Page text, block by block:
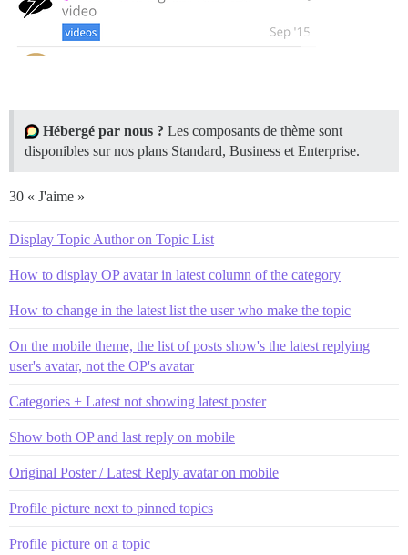
Hébergé par nous ? Les composants de thème sont
disponibles sur nos plans Standard, Business et Enterprise.
30 « J'aime »
Display Topic Author on Topic List
How to display OP avatar in latest column of the category
How to change in the latest list the user who make the topic
On the mobile theme, the list of posts show's the latest replying
user's avatar, not the OP's avatar
Categories + Latest not showing latest poster
Show both OP and last reply on mobile
Original Poster / Latest Reply avatar on mobile
Profile picture next to pinned topics
Profile picture on a topic